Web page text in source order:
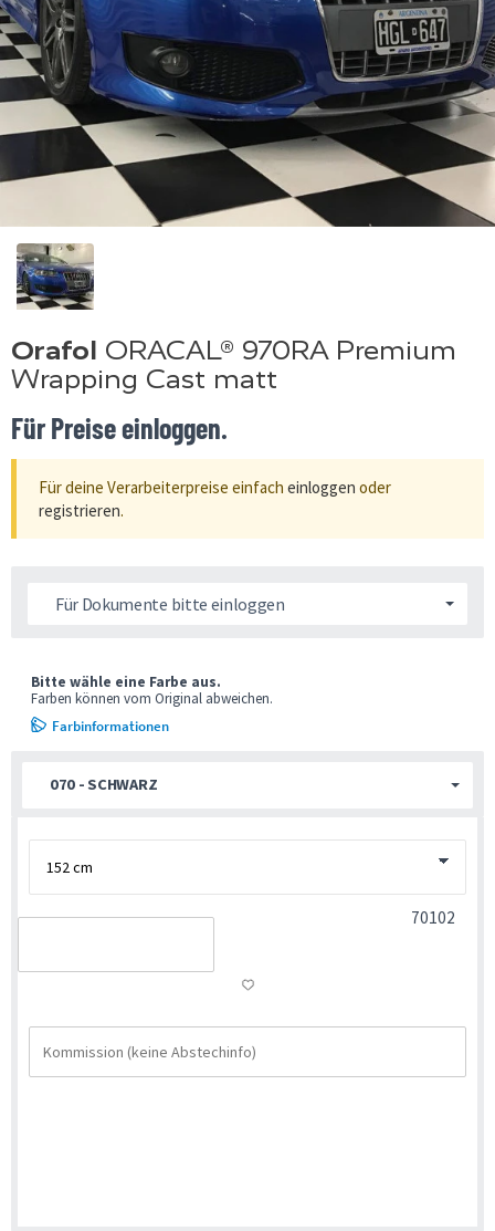
Orafol ORACAL® 970RA Premium
Wrapping Cast matt
Für Preise einloggen.
Für deine Verarbeiterpreise einfach einloggen oder
registrieren.
Für Dokumente bitte einloggen
070 - SCHWARZ
Bitte wähle eine Farbe aus.
Farben können vom Original abweichen.
Farbinformationen
70102